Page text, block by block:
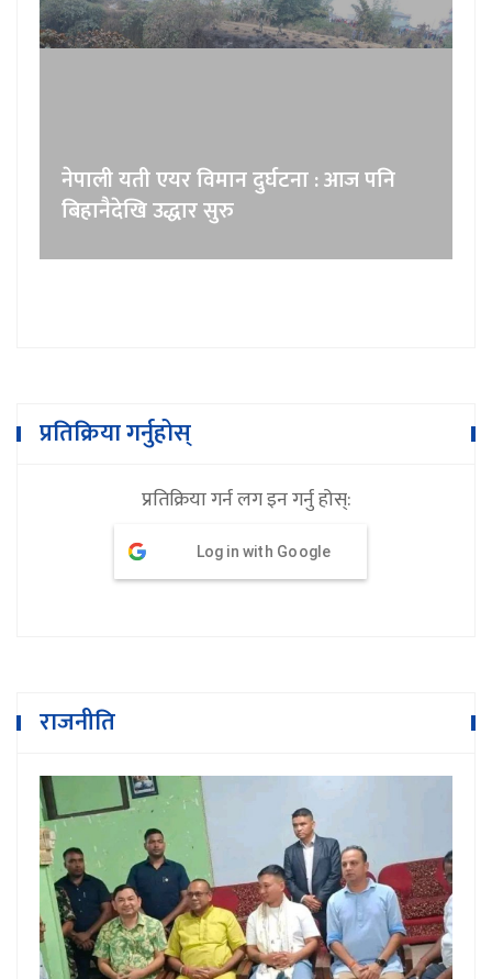
नेपाली यती एयर विमान दुर्घटना : आज पनि
बिहानैदेखि उद्धार सुरु
प्रतिक्रिया गर्नुहोस्
प्रतिक्रिया गर्न लग इन गर्नु होस्:
Log in with Google
राजनीति